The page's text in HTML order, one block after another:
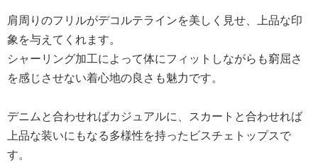
肩周りのフリルがデコルテラインを美しく見せ、上品な印
象を与えてくれます。
シャーリング加工によって体にフィットしながらも窮屈さ
を感じさせない着心地の良さも魅力です。
デニムと合わせればカジュアルに、スカートと合わせれば
上品な装いにもなる多様性を持ったビスチェトップスで
す。